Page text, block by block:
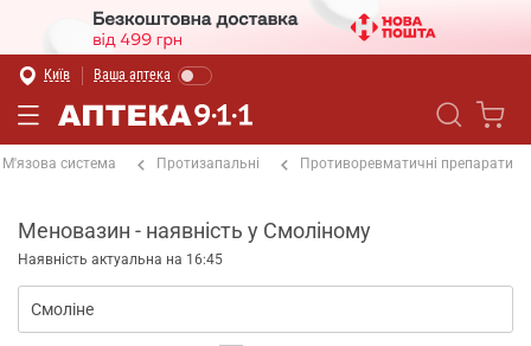
Київ Ваша аптека
М'язова система Протизапальні Противоревматичні препарати
Меновазин - наявність у Смоліному
Наявність актуальна на 16:45